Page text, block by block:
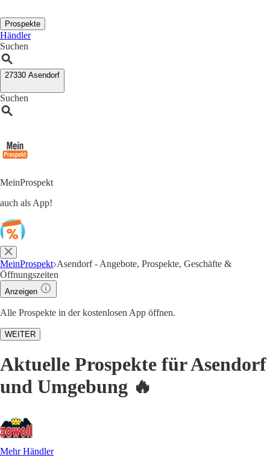
Prospekte
Händler
Suchen
27330 Asendorf
Suchen
MeinProspekt
auch als App!
MeinProspekt Asendorf - Angebote, Prospekte, Geschäfte &
Öffnungszeiten
Anzeigen
Alle Prospekte in der kostenlosen App öffnen.
WEITER
Aktuelle Prospekte für Asendorf
und Umgebung 🔥
Mehr Händler